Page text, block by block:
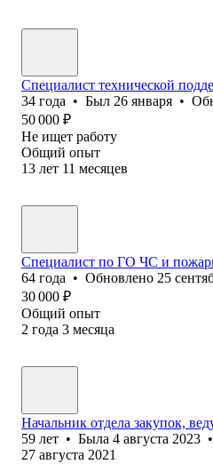
Специалист технической
34 года • Был 26 января •
50 000 ₽
Не ищет работу
Общий опыт
13 лет 11 месяцев
Специалист по ГО ЧС и
64 года • Обновлено 25
30 000 ₽
Общий опыт
2 года 3 месяца
Начальник отдела закупок,
59 лет • Была 4 августа 2023 •
27 августа 2021